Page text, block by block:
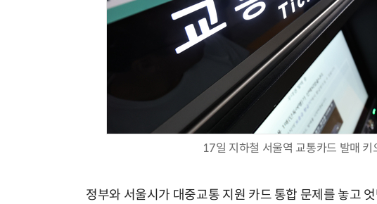
17일 지하철 서울역 교통카드 발매
정부와 서울시가 대중교통 지원 카드 통합 문제를 놓고